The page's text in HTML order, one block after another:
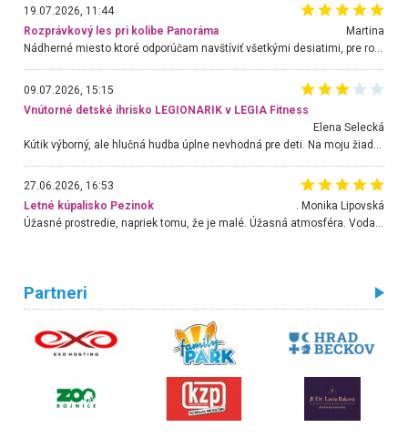
19.07.2026, 11:44
Rozprávkový les pri kolibe Panoráma
Martina
Nádherné miesto ktoré odporúčam navštíviť všetkými desiatimi, pre rodiny s deťmi, dôchodcom... Proste a jednoducho ozaj rozprávkový les.. určite ešte prídeme. Odniesli sme si na pamiatku krásne tričká,
09.07.2026, 15:15
Vnútorné detské ihrisko LEGIONARIK v LEGIA Fitness
Elena Selecká
27.06.2026, 16:53
Letné kúpalisko Pezinok
. Monika Lipovská
Úžasné prostredie, napriek tomu, že je malé. Úžasná atmosféra. Voda fantastická a nádherná. Ľudí je pomerne veľa, ale su mili a ohľaduplní. Je veľmi zaujímavé sledovať, ako dokážu spolu športovať cudzí ľudia a bez ohľadu na vek. Vládne tu pohoda. Vnuka neviem dostať z vody. Ďakujem za krásny deň . Urcite sa sem vrátim. Jediný problém je s parkovaním, ale aj ten sa mi podarilo vyriešiť. Monika Bratislava
Partneri